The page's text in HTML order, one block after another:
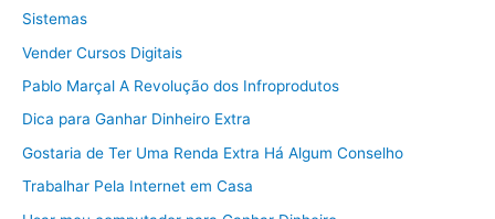
Sistemas
Vender Cursos Digitais
Pablo Marçal A Revolução dos Infroprodutos
Dica para Ganhar Dinheiro Extra
Gostaria de Ter Uma Renda Extra Há Algum Conselho
Trabalhar Pela Internet em Casa